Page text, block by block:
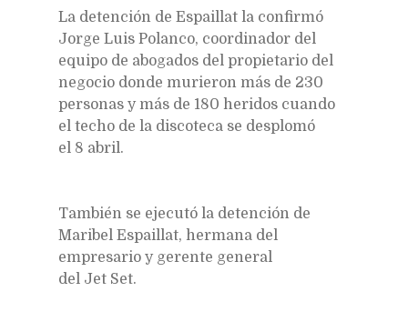
La detención de Espaillat la confirmó
Jorge Luis Polanco, coordinador del
equipo de abogados del propietario del
negocio donde murieron más de 230
personas y más de 180 heridos cuando
el techo de la discoteca se desplomó
el 8 abril.
También se ejecutó la detención de
Maribel Espaillat, hermana del
empresario y gerente general
del Jet Set.